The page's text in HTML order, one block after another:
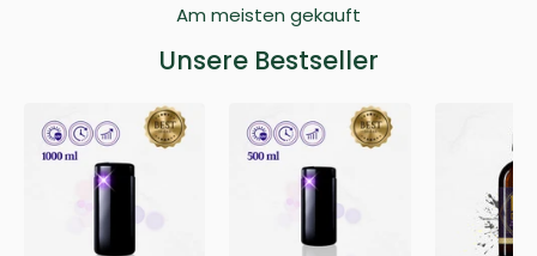
Am meisten gekauft
Unsere Bestseller